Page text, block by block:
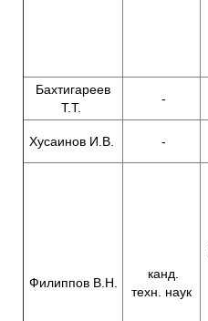
Бахтигареев
Т.Т.
-
Хусаинов И.В. -
Филиппов В.Н.
канд.
техн. наук